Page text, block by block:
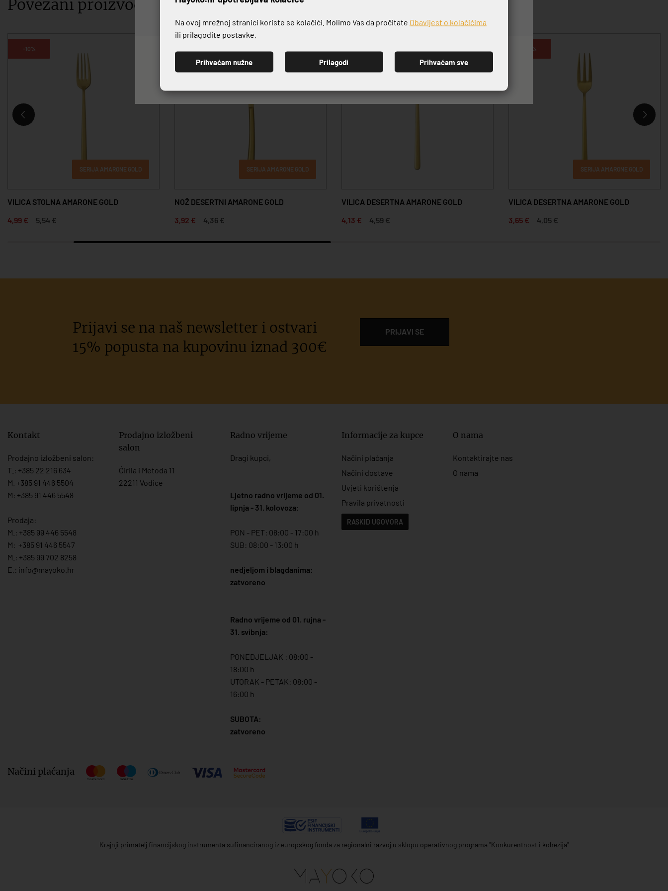
Povezani proizvodi
-10%
SERIJA AMARONE GOLD
VILICA STOLNA AMARONE GOLD
4,99 €
5,54 €
SERIJA AMARONE GOLD
NOŽ DESERTNI AMARONE GOLD
3,92 €
4,36 €
VILICA DESERTNA AMARONE GOLD
4,13 €
4,59 €
-10%
SERIJA AMARONE GOLD
VILICA DESERTNA AMARONE GOLD
3,65 €
4,05 €
Prijavi se na naš newsletter i ostvari
15% popusta na kupovinu iznad 300€
PRIJAVI SE
Kontakt
Prodajno izložbeni salon:
T.: +385 22 216 634
M. +385 91 446 5504
M: +385 91 446 5548
Prodaja:
M.: +385 99 446 5548
M: +385 91 446 5547
M.: +385 99 702 8258
E.: info@mayoko. hr
Prodajno izložbeni
salon
Ćirila i Metoda 11
22211 Vodice
Radno vrijeme
Dragi kupci,
Ljetno radno vrijeme od 01.
lipnja - 31. kolovoza:
PON - PET: 08:00 - 17:00 h
SUB: 08:00 - 13:00 h
nedjeljom i blagdanima:
zatvoreno
Radno vrijeme od 01. rujna -
31. svibnja:
PONEDJELJAK : 08:00 -
18:00 h
UTORAK - PETAK: 08:00 -
16:00 h
SUBOTA:
zatvoreno
Informacije za kupce
Načini plaćanja
Načini dostave
Uvjeti korištenja
Pravila privatnosti
RASKID UGOVORA
O nama
Kontaktirajte nas
O nama
Načini plaćanja
Krajnji primatelj financijskog instrumenta sufinanciranog iz europskog fonda za regionalni razvoj u sklopu operativnog programa "Konkurentnost i kohezija"
PRIJAVI SE
Na ovoj mrežnoj stranici koriste se kolačići. Molimo Vas da pročitate Obavijest o kolačićima
ili prilagodite postavke.
Prihvaćam nužne Prilagodi Prihvaćam sve